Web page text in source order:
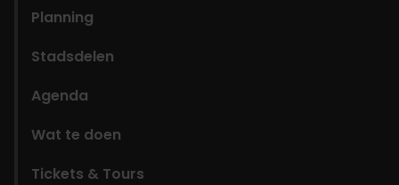
Planning
Stadsdelen
Agenda
Wat te doen
Tickets & Tours